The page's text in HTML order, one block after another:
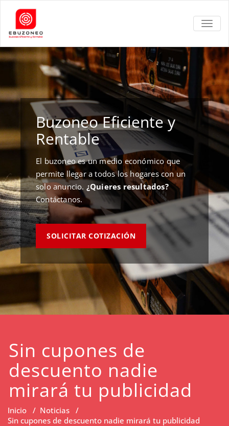
Buzoneo Eficiente y
Rentable
El buzoneo es un medio económico que
permite llegar a todos los hogares con un
solo anuncio. ¿Quieres resultados?
Contáctanos.
SOLICITAR COTIZACIÓN
Sin cupones de
descuento nadie
mirará tu publicidad
Inicio / Noticias /
Sin cupones de descuento nadie mirará tu publicidad